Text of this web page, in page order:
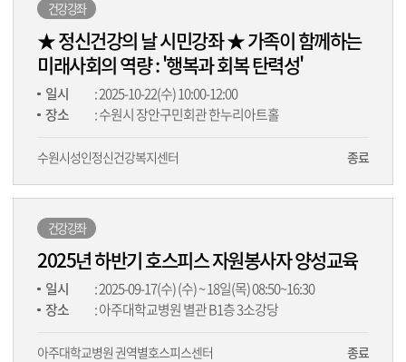
건강강좌
★ 정신건강의 날 시민강좌 ★ 가족이 함께하는
미래사회의 역량 : '행복과 회복 탄력성'
일시
: 2025-10-22(수) 10:00-12:00
장소
: 수원시 장안구민회관 한누리아트홀
수원시성인정신건강복지센터 종료
건강강좌
2025년 하반기 호스피스 자원봉사자 양성교육
일시
: 2025-09-17(수) (수) ~ 18일(목) 08:50~16:30
장소
: 아주대학교병원 별관 B1층 3소강당
아주대학교병원 권역별호스피스센터 종료